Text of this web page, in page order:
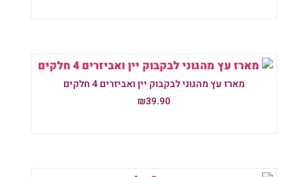
מארז עץ מהגוני לבקבוק יין ואביזרים 4 חלקים
₪39.90